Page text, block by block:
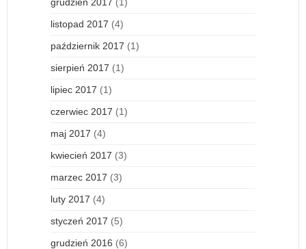
listopad 2017 (4)
październik 2017 (1)
sierpień 2017 (1)
lipiec 2017 (1)
czerwiec 2017 (1)
maj 2017 (4)
kwiecień 2017 (3)
marzec 2017 (3)
luty 2017 (4)
styczeń 2017 (5)
grudzień 2016 (6)